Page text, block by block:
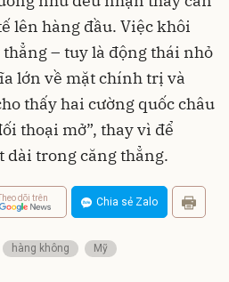
lên hàng đầu. Việc khôi
– tuy là động thái nhỏ
lớn về mặt chính trị và
thấy hai cường quốc châu
thoại mở”, thay vì để
dài trong căng thẳng.
dõi trên Chia sẻ Zalo
hàng không Mỹ